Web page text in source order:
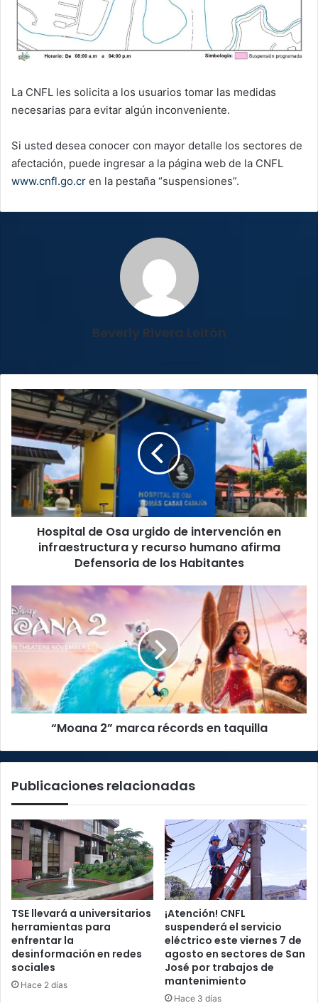
La CNFL les solicita a los usuarios tomar las medidas
necesarias para evitar algún inconveniente.
Si usted desea conocer con mayor detalle los sectores de
afectación, puede ingresar a la página web de la CNFL
www.cnfl.go.cr en la pestaña “suspensiones”.
Beverly Rivera Leitón
Hospital
de
Osa
urgido
de
intervención
en
infraestructura
y
recurso
humano
los
Habitantes
Hospital de Osa urgido de intervención en
infraestructura y recurso humano afirma
Defensoria de los Habitantes
“Moana
2”
marca
récords
en
taquilla
“Moana 2” marca récords en taquilla
Publicaciones relacionadas
TSE llevará a universitarios
herramientas para
enfrentar la
desinformación en redes
sociales
Hace 2 días
¡Atención! CNFL
suspenderá el servicio
eléctrico este viernes 7 de
agosto en sectores de San
José por trabajos de
mantenimiento
Hace 3 días